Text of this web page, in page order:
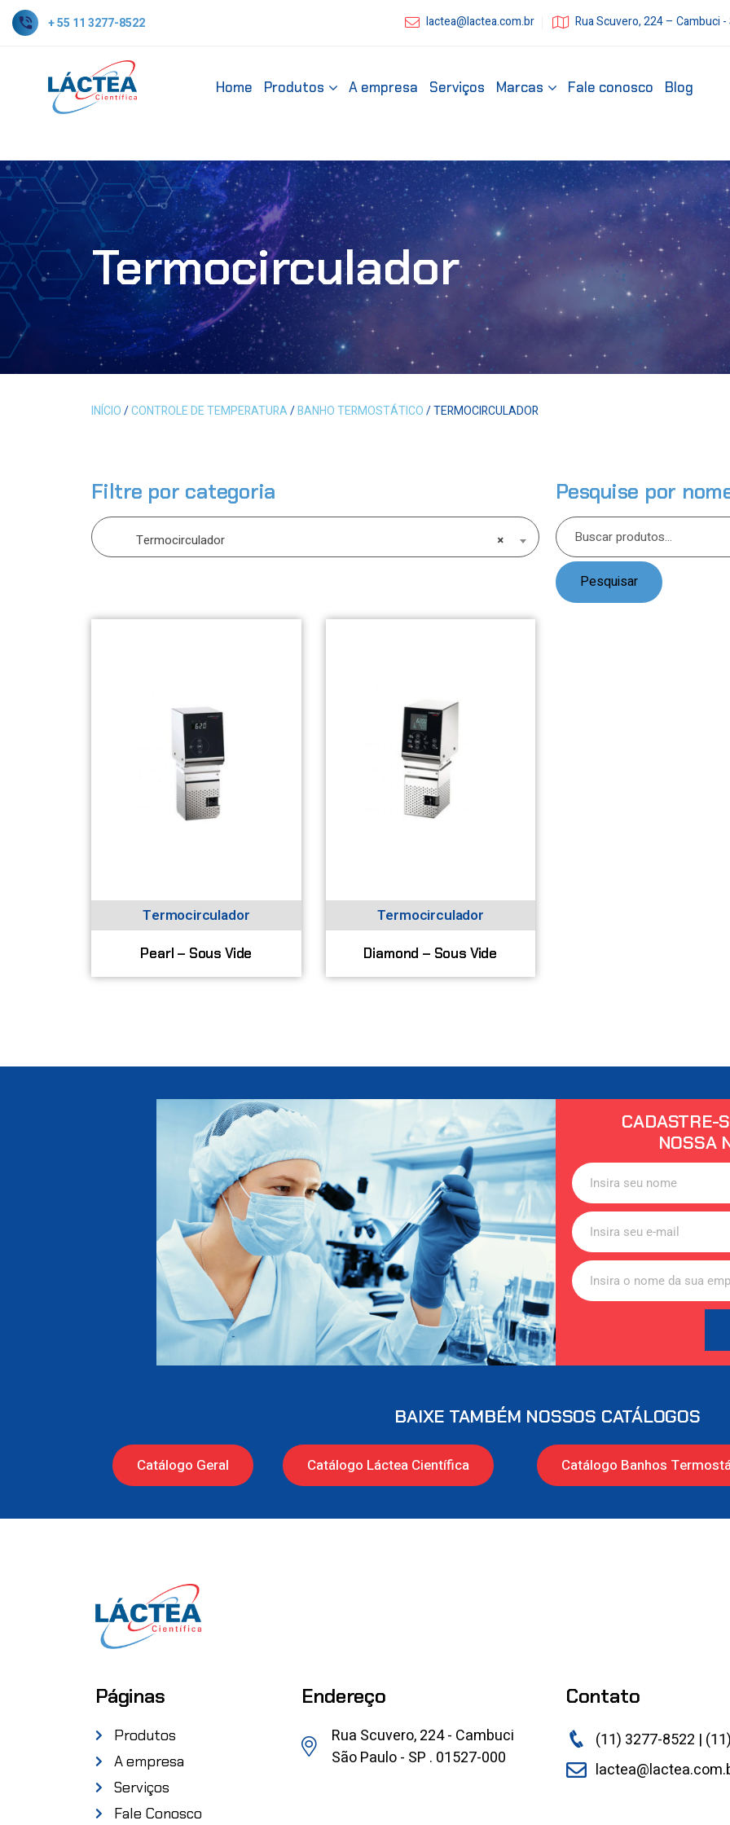
+ 55 11 3277-8522 lactea@lactea.com.br Rua Scuvero, 224 – Cambuci
Home Produtos A empresa Serviços Marcas Fale conosco Blog
Termocirculador
INÍCIO/CONTROLE DE TEMPERATURA/BANHO TERMOSTÁTICO/ TERMOCIRCULADOR
Filtre por categoria
×
Termocirculador
Pesquise por
Pesquisar
Termocirculador
Pearl – Sous Vide
Termocirculador
Diamond – Sous Vide
CADASTRE-
NOSSA
BAIXE TAMBÉM NOSSOS CATÁLOGOS
Catálogo Geral Catálogo Láctea Científica Catálogo Banhos
Páginas
Produtos
A empresa
Serviços
Fale Conosco
Endereço
Rua Scuvero, 224 - Cambuci
São Paulo - SP . 01527-000
Contato
(11) 3277-8522 |